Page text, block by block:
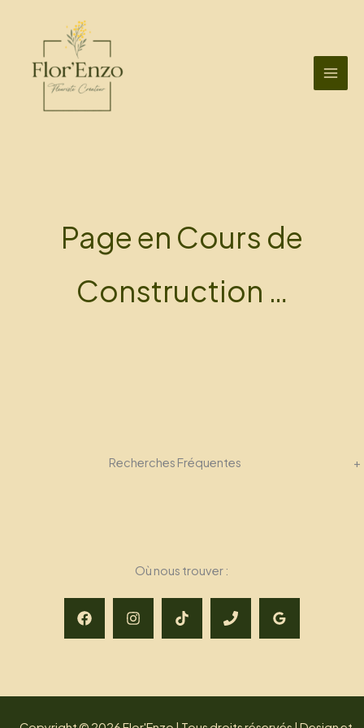
contenu
Page en Cours de
Construction …
Recherches Fréquentes +
Où nous trouver :